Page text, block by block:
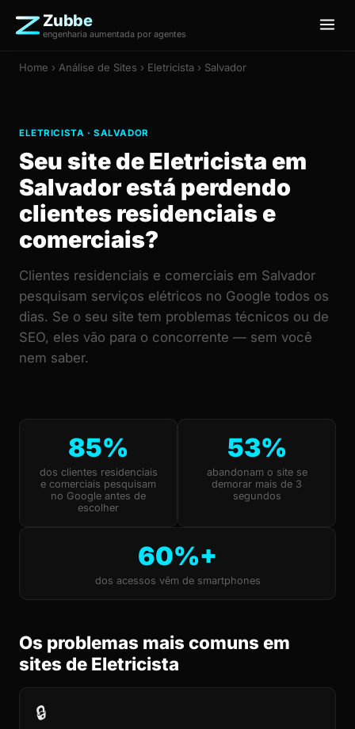
Zubbe
engenharia aumentada por agentes
Home › Análise de Sites › Eletricista › Salvador
ELETRICISTA · SALVADOR
Seu site de Eletricista em
Salvador está perdendo
clientes residenciais e
comerciais?
Clientes residenciais e comerciais em Salvador
pesquisam serviços elétricos no Google todos os
dias. Se o seu site tem problemas técnicos ou de
SEO, eles vão para o concorrente — sem você
nem saber.
85%
dos clientes residenciais
e comerciais pesquisam
no Google antes de
escolher
53%
abandonam o site se
demorar mais de 3
segundos
60%+
dos acessos vêm de smartphones
Os problemas mais comuns em
sites de Eletricista
🔒